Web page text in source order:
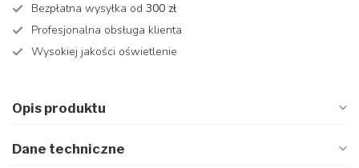
Bezpłatna wysyłka od 300 zł
Profesjonalna obsługa klienta
Wysokiej jakości oświetlenie
Opis produktu
Dane techniczne